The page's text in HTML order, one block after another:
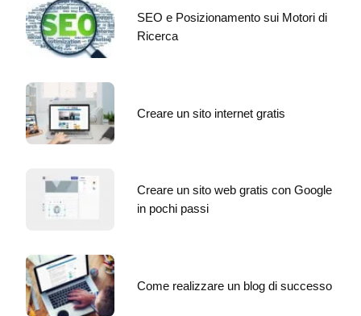
SEO e Posizionamento sui Motori di
Ricerca
Creare un sito internet gratis
Creare un sito web gratis con Google
in pochi passi
Come realizzare un blog di successo